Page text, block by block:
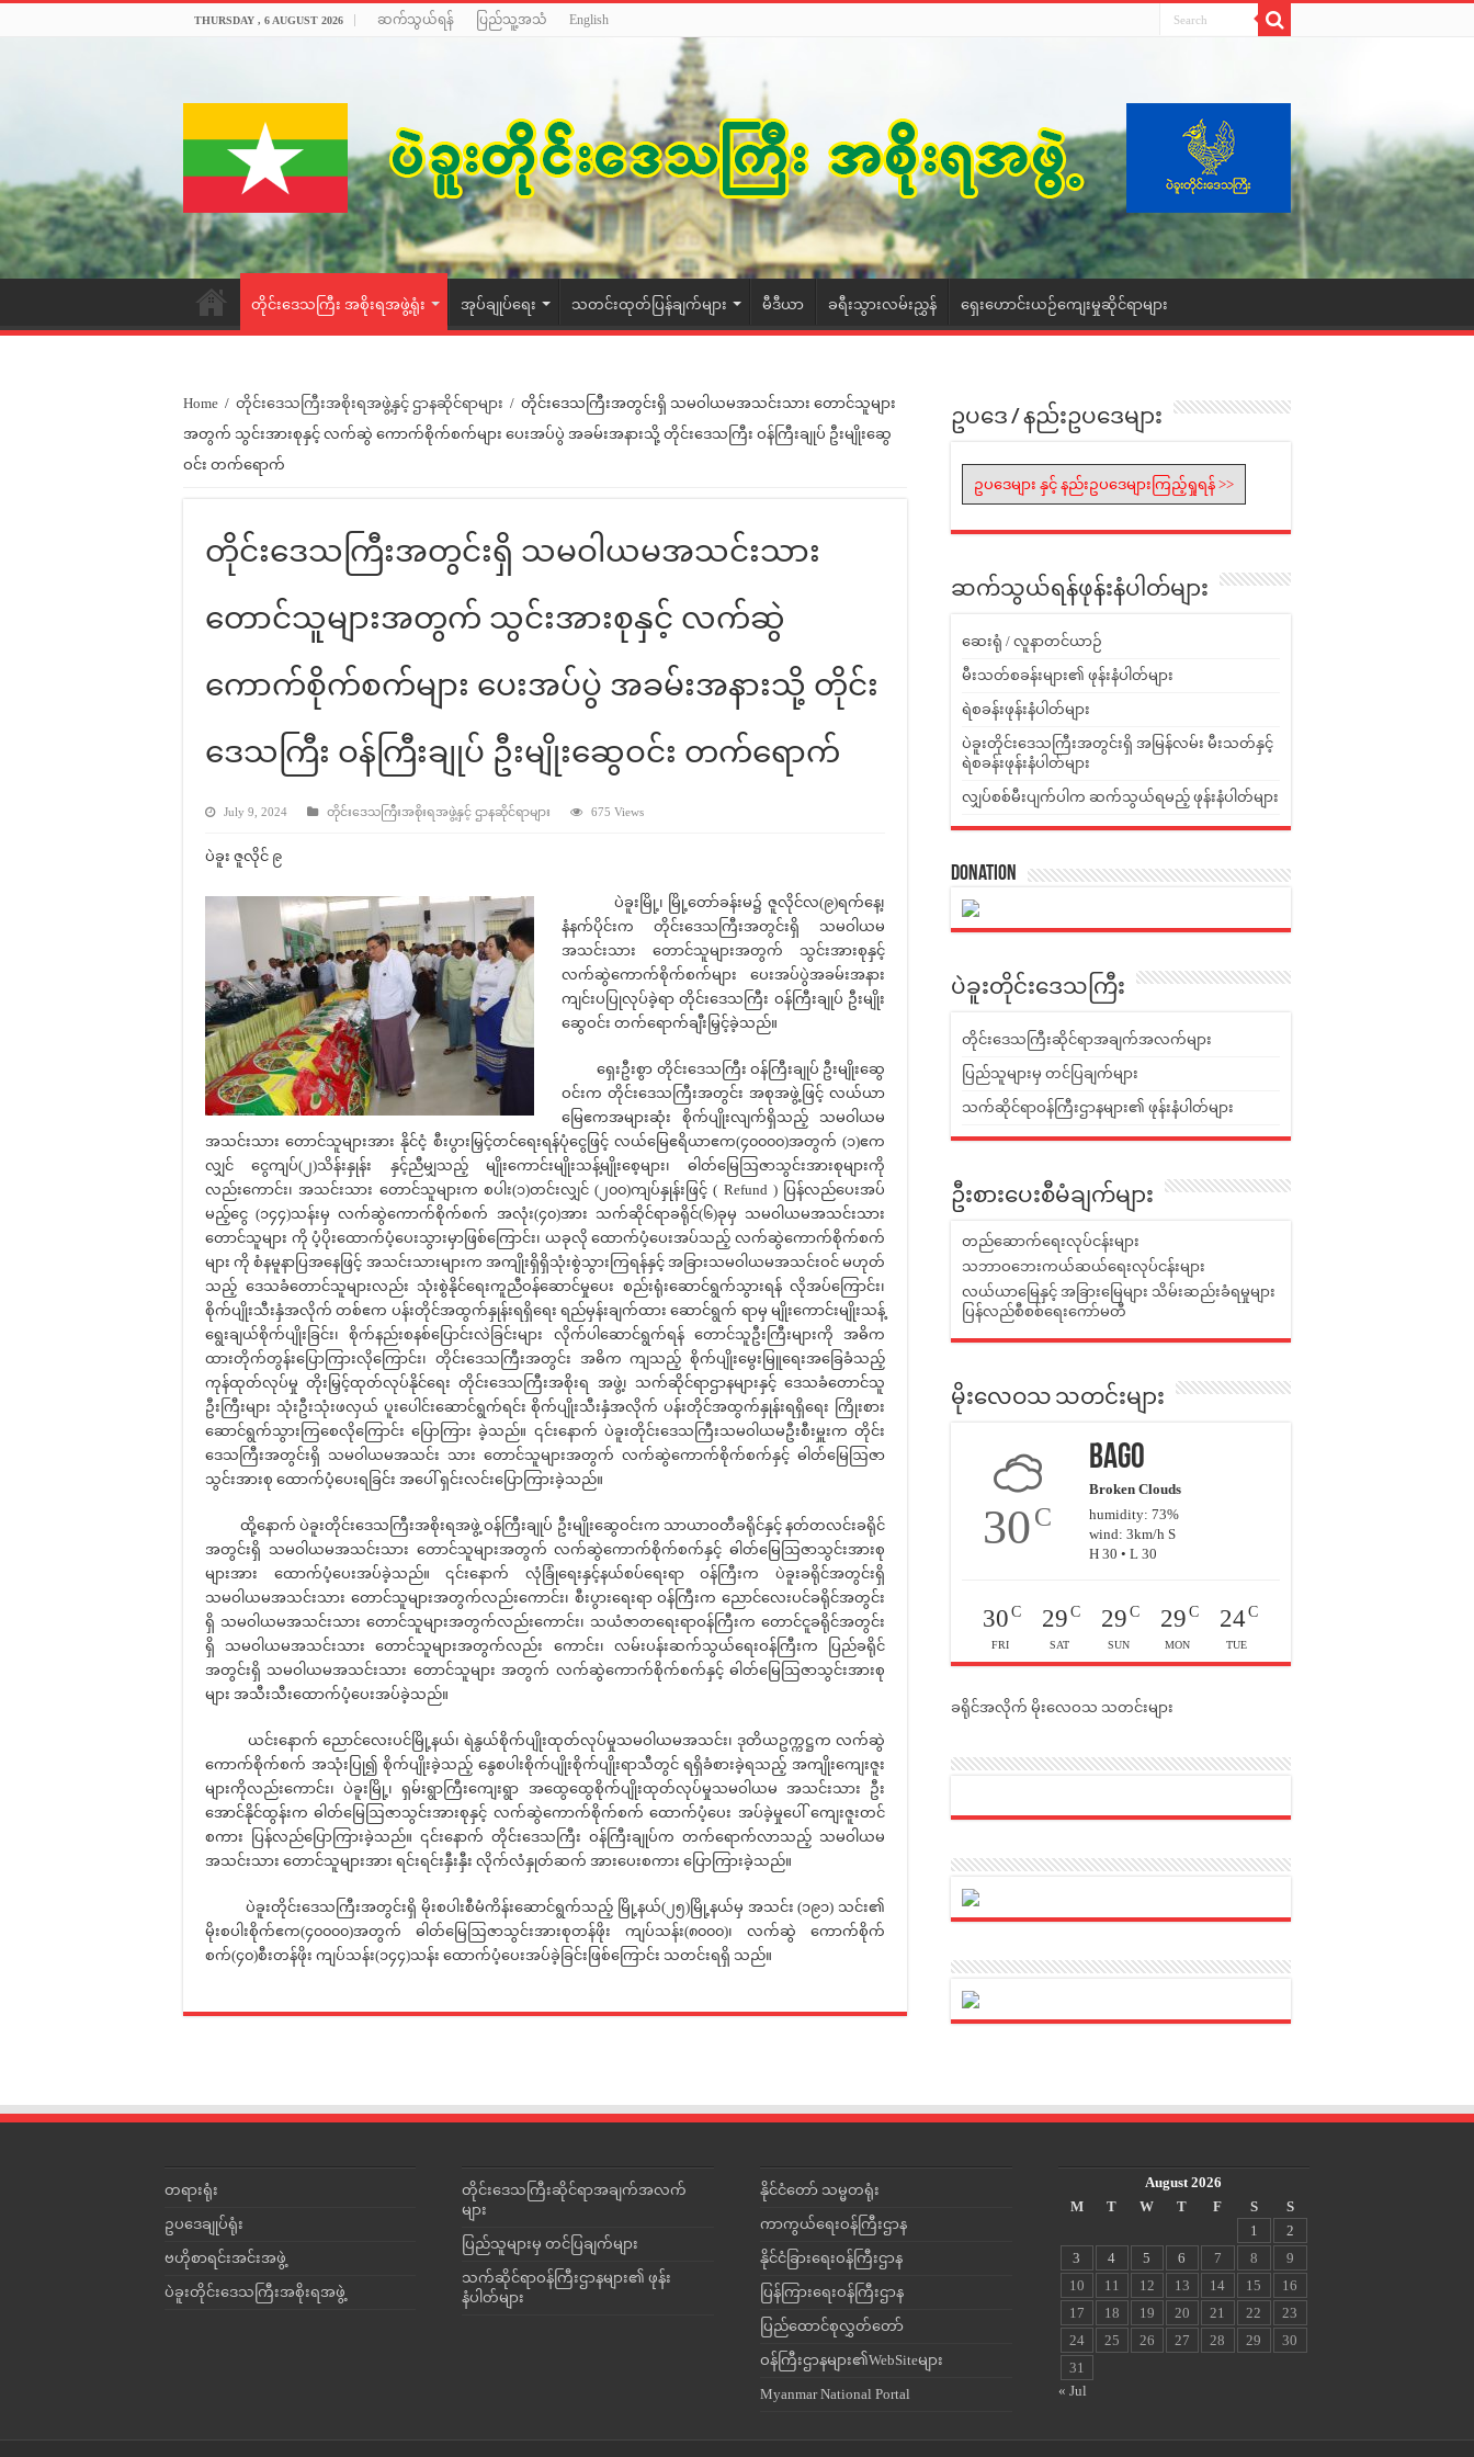
THURSDAY , 6 AUGUST 2026 ဆက်သွယ်ရန် ပြည်သူ့အသံ English
တိုင်းဒေသကြီး အစိုးရအဖွဲ့ရုံး အုပ်ချုပ်ရေး သတင်းထုတ်ပြန်ချက်များ မီဒီယာ ခရီးသွားလမ်းညွှန် ရှေးဟောင်းယဉ်ကျေးမှုဆိုင်ရာများ
Home / တိုင်းဒေသကြီးအစိုးရအဖွဲ့နှင့် ဌာနဆိုင်ရာများ / တိုင်းဒေသကြီးအတွင်းရှိ သမဝါယမအသင်းသား တောင်သူများ
အတွက် သွင်းအားစုနှင့် လက်ဆွဲ ကောက်စိုက်စက်များ ပေးအပ်ပွဲ အခမ်းအနားသို့ တိုင်းဒေသကြီး ဝန်ကြီးချုပ် ဦးမျိုးဆွေ
ဝင်း တက်ရောက်
တိုင်းဒေသကြီးအတွင်းရှိ သမဝါယမအသင်းသား
တောင်သူများအတွက် သွင်းအားစုနှင့် လက်ဆွဲ
ကောက်စိုက်စက်များ ပေးအပ်ပွဲ အခမ်းအနားသို့ တိုင်း
ဒေသကြီး ဝန်ကြီးချုပ် ဦးမျိုးဆွေဝင်း တက်ရောက်
July 9, 2024 တိုင်းဒေသကြီးအစိုးရအဖွဲ့နှင့် ဌာနဆိုင်ရာများ 675 Views
ပဲခူး ဇူလိုင် ၉
ပဲခူးမြို့၊ မြို့တော်ခန်းမ၌ ဇူလိုင်လ(၉)ရက်နေ့၊
နံနက်ပိုင်းက တိုင်းဒေသကြီးအတွင်းရှိ သမဝါယမ
အသင်းသား တောင်သူများအတွက် သွင်းအားစုနှင့်
လက်ဆွဲကောက်စိုက်စက်များ ပေးအပ်ပွဲအခမ်းအနား
ကျင်းပပြုလုပ်ခဲ့ရာ တိုင်းဒေသကြီး ဝန်ကြီးချုပ် ဦးမျိုး
ဆွေဝင်း တက်ရောက်ချီးမြှင့်ခဲ့သည်။
ရှေးဦးစွာ တိုင်းဒေသကြီး ဝန်ကြီးချုပ် ဦးမျိုးဆွေ
ဝင်းက တိုင်းဒေသကြီးအတွင်း အစုအဖွဲ့ဖြင့် လယ်ယာ
မြေဧကအများဆုံး စိုက်ပျိုးလျက်ရှိသည့် သမဝါယမ
အသင်းသား တောင်သူများအား နိုင်ငံ့ စီးပွားမြှင့်တင်ရေးရန်ပုံငွေဖြင့် လယ်မြေဧရိယာဧက(၄၀၀၀၀)အတွက် (၁)ဧက
လျှင် ငွေကျပ်(၂)သိန်းနှုန်း နှင့်ညီမျှသည့် မျိုးကောင်းမျိုးသန့်မျိုးစေ့များ၊ ဓါတ်မြေဩဇာသွင်းအားစုများကို
လည်းကောင်း၊ အသင်းသား တောင်သူများက စပါး(၁)တင်းလျှင် (၂၀၀)ကျပ်နှုန်းဖြင့် ( Refund ) ပြန်လည်ပေးအပ်
မည့်ငွေ (၁၄၄)သန်းမှ လက်ဆွဲကောက်စိုက်စက် အလုံး(၄၀)အား သက်ဆိုင်ရာခရိုင်(၆)ခုမှ သမဝါယမအသင်းသား
တောင်သူများ ကို ပံ့ပိုးထောက်ပံ့ပေးသွားမှာဖြစ်ကြောင်း၊ ယခုလို ထောက်ပံ့ပေးအပ်သည့် လက်ဆွဲကောက်စိုက်စက်
များ ကို စံနမူနာပြအနေဖြင့် အသင်းသားများက အကျိုးရှိရှိသုံးစွဲသွားကြရန်နှင့် အခြားသမဝါယမအသင်းဝင် မဟုတ်
သည့် ဒေသခံတောင်သူများလည်း သုံးစွဲနိုင်ရေးကူညီဝန်ဆောင်မှုပေး စည်းရုံးဆောင်ရွက်သွားရန် လိုအပ်ကြောင်း၊
စိုက်ပျိုးသီးနှံအလိုက် တစ်ဧက ပန်းတိုင်အထွက်နှုန်းရရှိရေး ရည်မှန်းချက်ထား ဆောင်ရွက် ရာမှ မျိုးကောင်းမျိုးသန့်
ရွေးချယ်စိုက်ပျိုးခြင်း၊ စိုက်နည်းစနစ်ပြောင်းလဲခြင်းများ လိုက်ပါဆောင်ရွက်ရန် တောင်သူဦးကြီးများကို အဓိက
ထားတိုက်တွန်းပြောကြားလိုကြောင်း၊ တိုင်းဒေသကြီးအတွင်း အဓိက ကျသည့် စိုက်ပျိုးမွေးမြူရေးအခြေခံသည့်
ကုန်ထုတ်လုပ်မှု တိုးမြှင့်ထုတ်လုပ်နိုင်ရေး တိုင်းဒေသကြီးအစိုးရ အဖွဲ့၊ သက်ဆိုင်ရာဌာနများနှင့် ဒေသခံတောင်သူ
ဦးကြီးများ သုံးဦးသုံးဖလှယ် ပူးပေါင်းဆောင်ရွက်ရင်း စိုက်ပျိုးသီးနှံအလိုက် ပန်းတိုင်အထွက်နှုန်းရရှိရေး ကြိုးစား
ဆောင်ရွက်သွားကြစေလိုကြောင်း ပြောကြား ခဲ့သည်။ ၎င်းနောက် ပဲခူးတိုင်းဒေသကြီးသမဝါယမဦးစီးမှူးက တိုင်း
ဒေသကြီးအတွင်းရှိ သမဝါယမအသင်း သား တောင်သူများအတွက် လက်ဆွဲကောက်စိုက်စက်နှင့် ဓါတ်မြေဩဇာ
သွင်းအားစု ထောက်ပံ့ပေးရခြင်း အပေါ် ရှင်းလင်းပြောကြားခဲ့သည်။
ထို့နောက် ပဲခူးတိုင်းဒေသကြီးအစိုးရအဖွဲ့ ဝန်ကြီးချုပ် ဦးမျိုးဆွေဝင်းက သာယာဝတီခရိုင်နှင့် နတ်တလင်းခရိုင်
အတွင်းရှိ သမဝါယမအသင်းသား‌ တောင်သူများအတွက် လက်ဆွဲကောက်စိုက်စက်နှင့် ဓါတ်မြေဩဇာသွင်းအားစု
များအား ထောက်ပံ့ပေးအပ်ခဲ့သည်။ ၎င်းနောက် လုံခြုံရေးနှင့်နယ်စပ်ရေးရာ ဝန်ကြီးက ပဲခူးခရိုင်အတွင်းရှိ
သမဝါယမအသင်းသား‌ တောင်သူများအတွက်လည်းကောင်း၊ စီးပွားရေးရာ ဝန်ကြီးက ညောင်လေးပင်ခရိုင်အတွင်း
ရှိ သမဝါယမအသင်းသား‌ တောင်သူများအတွက်လည်းကောင်း၊ သယံဇာတရေးရာဝန်ကြီးက တောင်ငူခရိုင်အတွင်း
ရှိ သမဝါယမအသင်းသား‌ တောင်သူများအတွက်လည်း ကောင်း၊ လမ်းပန်းဆက်သွယ်ရေးဝန်ကြီးက ပြည်ခရိုင်
အတွင်းရှိ သမဝါယမအသင်းသား‌ တောင်သူများ အတွက် လက်ဆွဲကောက်စိုက်စက်နှင့် ဓါတ်မြေဩဇာသွင်းအားစု
များ အသီးသီးထောက်ပံ့ပေးအပ်ခဲ့သည်။
ယင်းနောက် ညောင်လေးပင်မြို့နယ်၊ ရဲနွယ်စိုက်ပျိုးထုတ်လုပ်မှုသမဝါယမအသင်း၊ ဒုတိယဥက္ကဋ္ဌက လက်ဆွဲ
ကောက်စိုက်စက် အသုံးပြု၍ စိုက်ပျိုးခဲ့သည့် နွေစပါးစိုက်ပျိုးစိုက်ပျိုးရာသီတွင် ရရှိခံစားခဲ့ရသည့် အကျိုးကျေးဇူး
များကိုလည်းကောင်း၊ ပဲခူးမြို့၊ ရှမ်းရွာကြီးကျေးရွာ အထွေထွေစိုက်ပျိုးထုတ်လုပ်မှုသမဝါယမ အသင်းသား ဦး
အောင်နိုင်ထွန်းက ဓါတ်မြေဩဇာသွင်းအားစုနှင့် လက်ဆွဲကောက်စိုက်စက် ထောက်ပံ့ပေး အပ်ခဲ့မှုပေါ် ကျေးဇူးတင်
စကား ပြန်လည်ပြောကြားခဲ့သည်။ ၎င်းနောက် တိုင်းဒေသကြီး ဝန်ကြီးချုပ်က တက်ရောက်လာသည့် သမဝါယမ
အသင်းသား တောင်သူများအား ရင်းရင်းနှီးနှီး လိုက်လံနှုတ်ဆက် အားပေးစကား ပြောကြားခဲ့သည်။
ပဲခူးတိုင်းဒေသကြီးအတွင်းရှိ မိုးစပါးစီမံကိန်းဆောင်ရွက်သည့် မြို့နယ်(၂၅)မြို့နယ်မှ အသင်း (၁၉၁) သင်း၏
မိုးစပါးစိုက်ဧက(၄၀၀၀၀)အတွက် ဓါတ်မြေဩဇာသွင်းအားစုတန်ဖိုး ကျပ်သန်း(၈၀၀၀)၊ လက်ဆွဲ ကောက်စိုက်
စက်(၄၀)စီးတန်ဖိုး ကျပ်သန်း(၁၄၄)သန်း ထောက်ပံ့ပေးအပ်ခဲ့ခြင်းဖြစ်ကြောင်း သတင်းရရှိ သည်။
ဥပဒေ / နည်းဥပဒေများ
ဥပဒေများ နှင့် နည်းဥပဒေများကြည့်ရှုရန် >>
ဆက်သွယ်ရန်ဖုန်းနံပါတ်များ
ဆေးရုံ / လူနာတင်ယာဉ်
မီးသတ်စခန်းများ၏ ဖုန်းနံပါတ်များ
ရဲစခန်းဖုန်းနံပါတ်များ
ပဲခူးတိုင်းဒေသကြီးအတွင်းရှိ အမြန်လမ်း မီးသတ်နှင့်
ရဲစခန်းဖုန်းနံပါတ်များ
လျှပ်စစ်မီးပျက်ပါက ဆက်သွယ်ရမည့် ဖုန်းနံပါတ်များ
Donation
ပဲခူးတိုင်းဒေသကြီး
တိုင်းဒေသကြီးဆိုင်ရာအချက်အလက်များ
ပြည်သူများမှ တင်ပြချက်များ
သက်ဆိုင်ရာဝန်ကြီးဌာနများ၏ ဖုန်းနံပါတ်များ
ဦးစားပေးစီမံချက်များ
တည်ဆောက်ရေးလုပ်ငန်းများ
သဘာဝဘေးကယ်ဆယ်ရေးလုပ်ငန်းများ
လယ်ယာမြေနှင့် အခြားမြေများ သိမ်းဆည်းခံရမှုများ
ပြန်လည်စီစစ်ရေးကော်မတီ
မိုးလေဝသ သတင်းများ
30C
Bago
Broken Clouds
humidity: 73%
wind: 3km/h S
H 30 • L 30
30 C
FRI
29 C
SAT
29 C
SUN
29 C
MON
24C
TUE
ခရိုင်အလိုက် မိုးလေဝသ သတင်းများ
တရားရုံး
ဥပဒေချုပ်ရုံး
ဗဟိုစာရင်းအင်းအဖွဲ့
ပဲခူးတိုင်းဒေသကြီးအစိုးရအဖွဲ့
တိုင်းဒေသကြီးဆိုင်ရာအချက်အလက်
များ
ပြည်သူများမှ တင်ပြချက်များ
သက်ဆိုင်ရာဝန်ကြီးဌာနများ၏ ဖုန်း
နံပါတ်များ
နိုင်ငံတော် သမ္မတရုံး
ကာကွယ်ရေးဝန်ကြီးဌာန
နိုင်ငံခြားရေးဝန်ကြီးဌာန
ပြန်ကြားရေးဝန်ကြီးဌာန
ပြည်ထောင်စုလွှတ်တော်
ဝန်ကြီးဌာနများ၏WebSiteများ
Myanmar National Portal
August 2026
M
T W T F S
S
1
2
3
4 5 6 7 8
9
10
11 12 13 14 15
16
17
18 19 20 21 22
23
24
25 26 27 28 29
30
31
« Jul